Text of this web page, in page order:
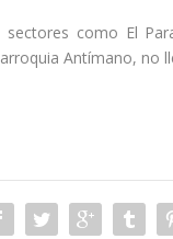
sectores como El
Antímano, no